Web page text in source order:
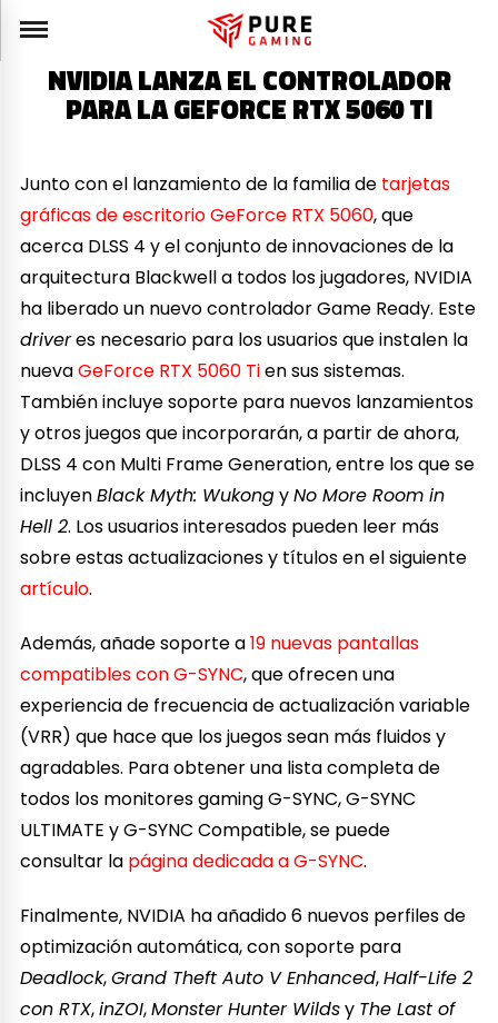
NVIDIA LANZA EL CONTROLADOR
PARA LA GEFORCE RTX 5060 TI
Junto con el lanzamiento de la familia de tarjetas
gráficas de escritorio GeForce RTX 5060, que
acerca DLSS 4 y el conjunto de innovaciones de la
arquitectura Blackwell a todos los jugadores, NVIDIA
ha liberado un nuevo controlador Game Ready. Este
driveres necesario para los usuarios que instalen la
nuevaGeForce RTX 5060 Tien sus sistemas.
También incluye soporte para nuevos lanzamientos
y otros juegos que incorporarán, a partir de ahora,
DLSS 4 con Multi Frame Generation, entre los que se
incluyenBlack Myth: WukongyNo More Room in
Hell 2. Los usuarios interesados pueden leer más
sobre estas actualizaciones y títulos en el siguiente
artículo.
Además, añade soporte a19 nuevas pantallas
compatibles con G-SYNC, que ofrecen una
experiencia de frecuencia de actualización variable
(VRR) que hace que los juegos sean más fluidos y
agradables. Para obtener una lista completa de
todos los monitores gaming G-SYNC, G-SYNC
ULTIMATE y G-SYNC Compatible, se puede
consultar la página dedicada a G-SYNC.
Finalmente, NVIDIA ha añadido 6 nuevos perfiles de
optimización automática, con soporte para
Deadlock,Grand Theft Auto V Enhanced,Half-Life 2
con RTX,inZOI,Monster Hunter Wildsy The Last of